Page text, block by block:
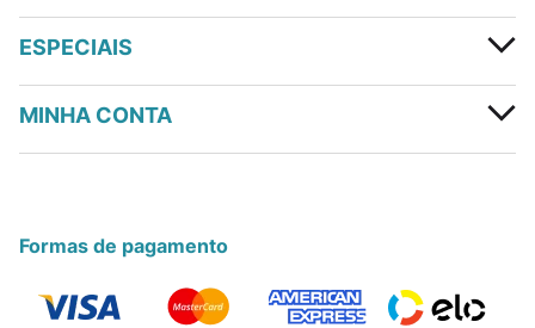
ESPECIAIS
MINHA CONTA
Formas de pagamento